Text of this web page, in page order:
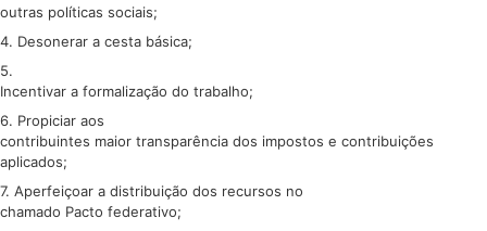
outras políticas sociais;
4. Desonerar a cesta básica;
5.
Incentivar a formalização do trabalho;
6. Propiciar aos
contribuintes maior transparência dos impostos e contribuições
aplicados;
7. Aperfeiçoar a distribuição dos recursos no
chamado Pacto federativo;